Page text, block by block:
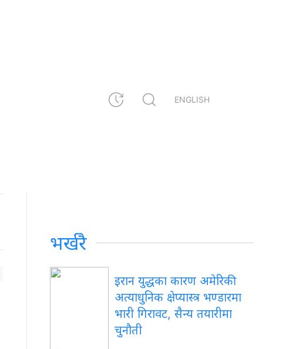
ENGLISH
भर्खरै
इरान युद्धका कारण अमेरिकी
अत्याधुनिक क्षेप्यास्त्र भण्डारमा
भारी गिरावट, सैन्य तयारीमा
चुनौती